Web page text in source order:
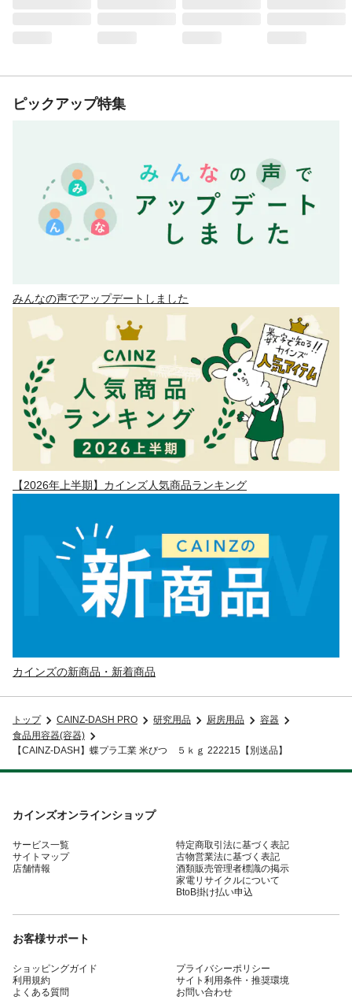
ピックアップ特集
みんなの声でアップデートしました
【2026年上半期】カインズ人気商品ランキング
カインズの新商品・新着商品
トップ CAINZ-DASH PRO 研究用品 厨房用品
容器
食品用容器(容器)
【CAINZ-DASH】蝶プラ工業 米びつ ５ｋｇ 222215【別送品】
カインズオンラインショップ
サービス一覧
サイトマップ
店舗情報
特定商取引法に基づく表記
古物営業法に基づく表記
酒類販売管理者標識の掲示
家電リサイクルについて
BtoB掛け払い申込
お客様サポート
ショッピングガイド
利用規約
よくある質問
プライバシーポリシー
サイト利用条件・推奨環境
お問い合わせ